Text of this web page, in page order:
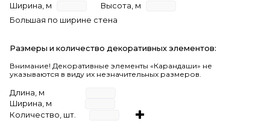
Ширина, м
Высота, м
Большая по ширине стена
Размеры и количество декоративных элементов:
Внимание! Декоративные элементы «Карандаши» не
указываются в виду их незначительных размеров.
Длина, м
Ширина, м
Количество, шт.